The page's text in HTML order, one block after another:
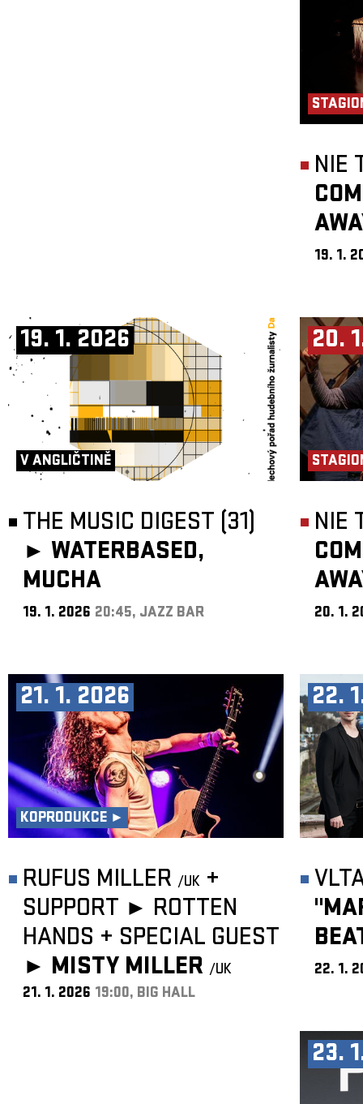
NIE
19. 1.
19. 1. 2026
V ANGLIČTINĚ
THE MUSIC DIGEST (31)
► WATERBASED,
MUCHA
19. 1. 2026 20:45, JAZZ BAR
20.
NIE
20. 1.
21. 1. 2026
KOPRODUKCE ►
RUFUS MILLER /UK +
SUPPORT ► ROTTEN
HANDS + SPECIAL GUEST
► MISTY MILLER /UK
21. 1. 2026 19:00, BIG HALL
22.
22. 1.
23.